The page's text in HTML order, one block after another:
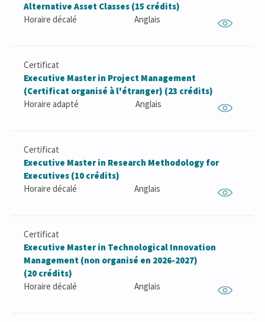
Alternative Asset Classes (15 crédits)
Horaire décalé
Anglais
Certificat
Executive Master in Project Management
(Certificat organisé à l'étranger) (23 crédits)
Horaire adapté
Anglais
Certificat
Executive Master in Research Methodology for
Executives (10 crédits)
Horaire décalé
Anglais
Certificat
Executive Master in Technological Innovation
Management (non organisé en 2026-2027)
(20 crédits)
Horaire décalé
Anglais